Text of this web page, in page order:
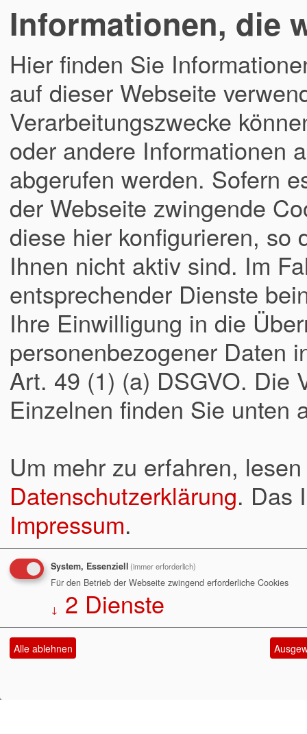
Informationen, die
Hier finden Sie
auf dieser Webseite
Verarbeitungszwecke
oder andere Informationen
abgerufen werden. Sofern
der Webseite zwingende
diese hier konfigurieren, so
Ihnen nicht aktiv sind. Im
entsprechender Dienste
Ihre Einwilligung in die
personenbezogener Daten
Art. 49 (1) (a) DSGVO. Die
Einzelnen finden Sie unten
Um mehr zu erfahren,
Datenschutzerklärung. Das
Impressum.
System, Essenziell (immer erforderlich)
Für den Betrieb der Webseite zwingend erforderliche Cookies
↓ 2 Dienste
Alle ablehnen